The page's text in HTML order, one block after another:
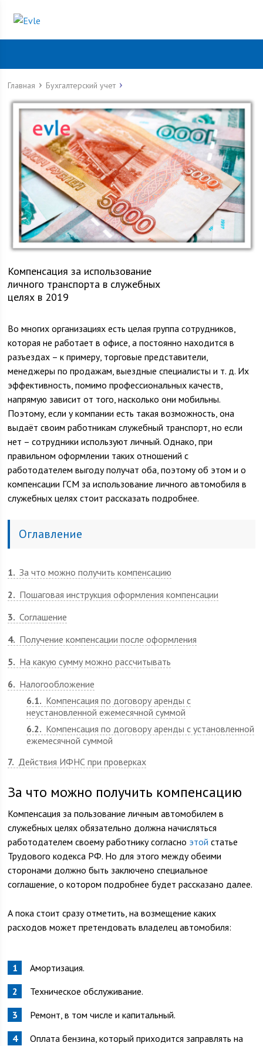
Главная Бухгалтерский учет
Компенсация за использование
личного транспорта в служебных
целях в 2019
Во многих организациях есть целая группа сотрудников,
которая не работает в офисе, а постоянно находится в
разъездах – к примеру, торговые представители,
менеджеры по продажам, выездные специалисты и т. д. Их
эффективность, помимо профессиональных качеств,
напрямую зависит от того, насколько они мобильны.
Поэтому, если у компании есть такая возможность, она
выдаёт своим работникам служебный транспорт, но если
нет – сотрудники используют личный. Однако, при
правильном оформлении таких отношений с
работодателем выгоду получат оба, поэтому об этом и о
компенсации ГСМ за использование личного автомобиля в
служебных целях стоит рассказать подробнее.
Оглавление
1 За что можно получить компенсацию
2
Пошаговая инструкция оформления компенсации
3 Соглашение
4 Получение компенсации после оформления
5
На какую сумму можно рассчитывать
6
Налогообложение
6.1
Компенсация по договору аренды с
неустановленной ежемесячной суммой
6.2
Компенсация по договору аренды с установленной
ежемесячной суммой
7 Действия ИФНС при проверках
За что можно получить компенсацию
Компенсация за пользование личным автомобилем в
служебных целях обязательно должна начисляться
работодателем своему работнику согласно этой статье
Трудового кодекса РФ. Но для этого между обеими
сторонами должно быть заключено специальное
соглашение, о котором подробнее будет рассказано далее.
А пока стоит сразу отметить, на возмещение каких
расходов может претендовать владелец автомобиля:
Амортизация.
Техническое обслуживание.
Ремонт, в том числе и капитальный.
Оплата бензина, который приходится заправлять на